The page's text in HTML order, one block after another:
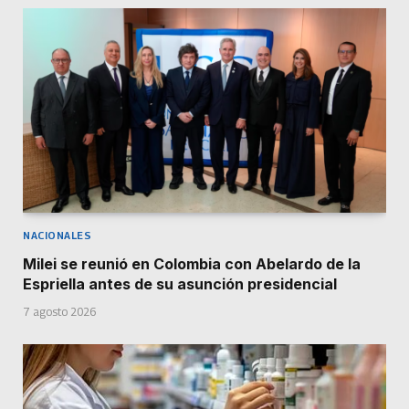
NACIONALES
Milei se reunió en Colombia con Abelardo de la
Espriella antes de su asunción presidencial
7 agosto 2026